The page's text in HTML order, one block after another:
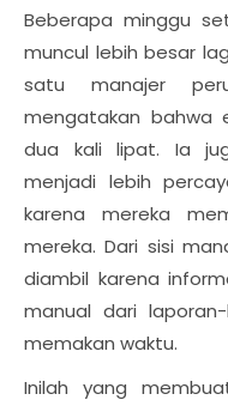
Beberapa minggu
muncul lebih besar
satu manajer
mengatakan bahwa
dua kali lipat. Ia
menjadi lebih
karena mereka
mereka. Dari sisi
diambil karena
manual dari
memakan waktu.
Inilah yang